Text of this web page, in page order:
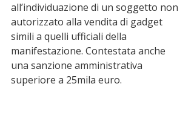
all’individuazione di un soggetto non
autorizzato alla vendita di gadget
simili a quelli ufficiali della
manifestazione. Contestata anche
una sanzione amministrativa
superiore a 25mila euro.